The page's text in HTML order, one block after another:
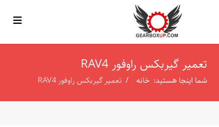
تعمیر گیربکس راوفور RAV4
شما اینجا هستید: خانه تعمیر گیربکس راوفور RAV4